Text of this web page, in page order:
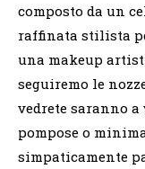
composto da un
raffinata stilista
una makeup
seguiremo le
vedrete saranno
pompose o
simpaticamente